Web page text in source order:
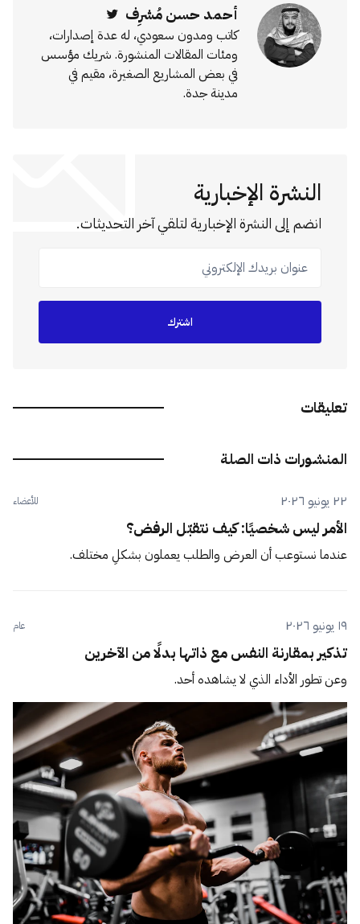
أحمد حسن مُشرِف
كاتب ومدون سعودي، له عدة إصدارات،
ومئات المقالات المنشورة. شريك مؤسس
في بعض المشاريع الصغيرة، مقيم في
مدينة جدة.
النشرة الإخبارية
انضم إلى النشرة الإخبارية لتلقي آخر التحديثات.
عنوان بريدك الإلكتروني
اشترك
تعليقات
المنشورات ذات الصلة
٢٢ يونيو ٢٠٢٦ للأعضاء
الأمر ليس شخصيًا: كيف نتقبّل الرفض؟
عندما نستوعب أن العرض والطلب يعملون بشكلٍ مختلف.
١٩ يونيو ٢٠٢٦ عام
تذكير بمقارنة النفس مع ذاتها بدلًا من الآخرين
وعن تطور الأداء الذي لا يشاهده أحد.